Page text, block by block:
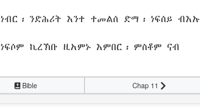
፡ ንድሕሪት እንተ ተመልሰ ድማ፡ ነፍሰይ ብእኡ
ነፍሶም ኪረኽቡ ዚአምኑ እምበር፡ ምስቶም ናብ
Bible Chap 11